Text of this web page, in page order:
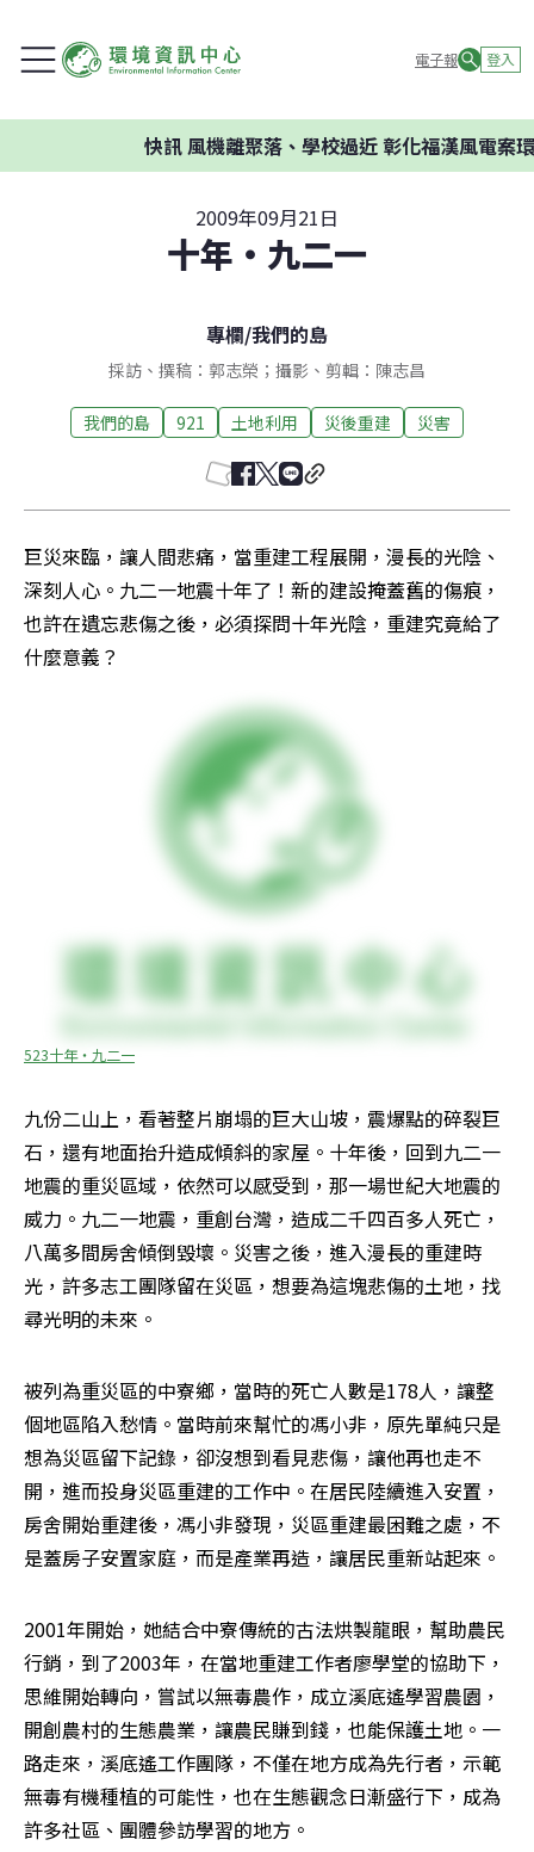
電子報 登入
快訊風機離聚落、學校過近 彰化福漢風電案環委
2009年09月21日
十年‧九二一
專欄/我們的島
採訪、撰稿：郭志榮；攝影、剪輯：陳志昌
我們的島 921 土地利用 災後重建 災害
巨災來臨，讓人間悲痛，當重建工程展開，漫長的光陰、
深刻人心。九二一地震十年了！新的建設掩蓋舊的傷痕，
也許在遺忘悲傷之後，必須探問十年光陰，重建究竟給了
什麼意義？
523十年‧九二一
九份二山上，看著整片崩塌的巨大山坡，震爆點的碎裂巨
石，還有地面抬升造成傾斜的家屋。十年後，回到九二一
地震的重災區域，依然可以感受到，那一場世紀大地震的
威力。九二一地震，重創台灣，造成二千四百多人死亡，
八萬多間房舍傾倒毀壞。災害之後，進入漫長的重建時
光，許多志工團隊留在災區，想要為這塊悲傷的土地，找
尋光明的未來。
被列為重災區的中寮鄉，當時的死亡人數是178人，讓整
個地區陷入愁情。當時前來幫忙的馮小非，原先單純只是
想為災區留下記錄，卻沒想到看見悲傷，讓他再也走不
開，進而投身災區重建的工作中。在居民陸續進入安置，
房舍開始重建後，馮小非發現，災區重建最困難之處，不
是蓋房子安置家庭，而是產業再造，讓居民重新站起來。
2001年開始，她結合中寮傳統的古法烘製龍眼，幫助農民
行銷，到了2003年，在當地重建工作者廖學堂的協助下，
思維開始轉向，嘗試以無毒農作，成立溪底遙學習農園，
開創農村的生態農業，讓農民賺到錢，也能保護土地。一
路走來，溪底遙工作團隊，不僅在地方成為先行者，示範
無毒有機種植的可能性，也在生態觀念日漸盛行下，成為
許多社區、團體參訪學習的地方。